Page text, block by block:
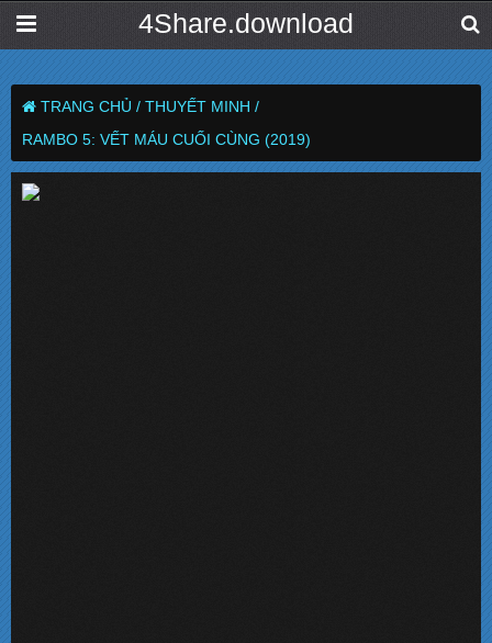
4Share.download
TRANG CHỦ / THUYẾT MINH /
RAMBO 5: VẾT MÁU CUỐI CÙNG (2019)